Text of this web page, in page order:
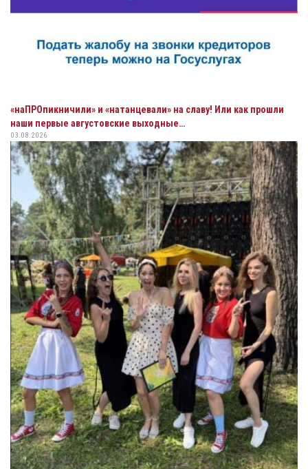
«наПРОпикничили» и «натанцевали» на славу! Или как прошли
наши первые августовские выходные…
03.08.2026